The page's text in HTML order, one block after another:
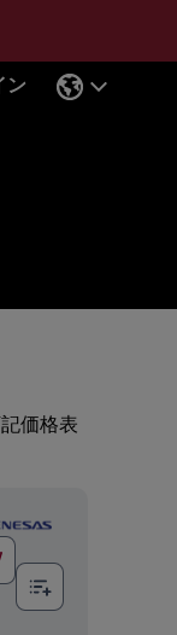
ン
価格表